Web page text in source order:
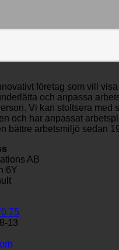
företag som vill
och anpassa
Vi kan stoltsera med
och har anpassat
bättre arbetsmiljö sedan
AB
6Y
75
13